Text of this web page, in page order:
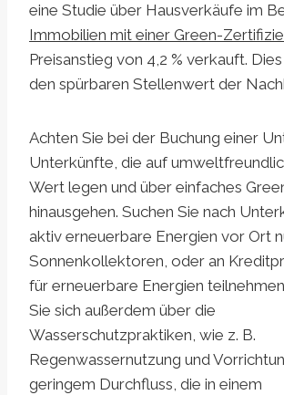
eine Studie über Hausverkäufe im
Immobilien mit einer Green-
Preisanstieg von 4,2 % verkauft.
den spürbaren Stellenwert der
Achten Sie bei der Buchung einer
Unterkünfte, die auf
Wert legen und über einfaches
hinausgehen. Suchen Sie nach
aktiv erneuerbare Energien vor Ort
Sonnenkollektoren, oder an
für erneuerbare Energien
Sie sich außerdem über die
Wasserschutzpraktiken, wie z. B.
Regenwassernutzung und
geringem Durchfluss, die in einem